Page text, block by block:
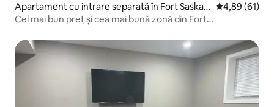
Apartament cu intrare separată în Fort Saskat
chewan
Scor mediu
4,89 (61)
Cel mai bun preț și cea mai bună zonă din Fort